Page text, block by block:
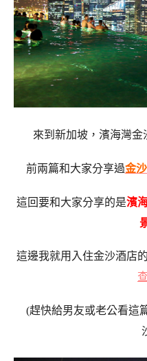
來到新加坡，濱海灣金
前兩篇和大家分享過金
這回要和大家分享的是濱
這邊我就用入住金沙酒店
(趕快給男友或老公看這